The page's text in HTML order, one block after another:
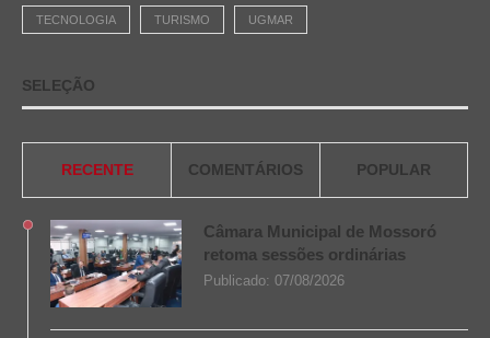
TECNOLOGIA TURISMO UGMAR
SELEÇÃO
RECENTE COMENTÁRIOS POPULAR
Câmara Municipal de Mossoró
retoma sessões ordinárias
Publicado: 07/08/2026